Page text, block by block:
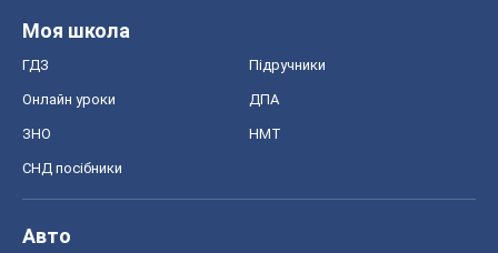
Моя школа
ГДЗ Підручники
Онлайн уроки ДПА
ЗНО НМТ
СНД посібники
Авто